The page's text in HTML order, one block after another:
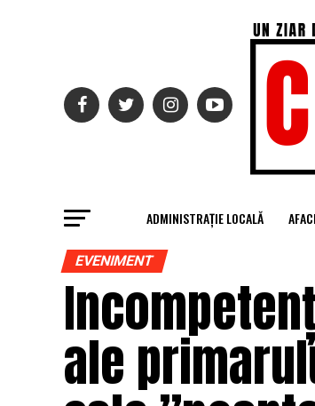
ADMINISTRAȚIE LOCALĂ
EVENIMENT
ale